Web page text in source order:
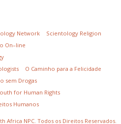
Network
Scientology Religion
On–line
O Caminho para a Felicidade
sem Drogas
for Human Rights
Humanos
Africa NPC. Todos os Direitos Reservados.